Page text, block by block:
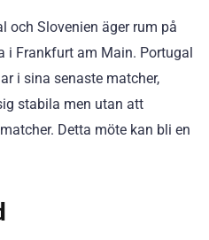
och Slovenien äger rum på
i Frankfurt am Main. Portugal
i sina senaste matcher,
stabila men utan att
Detta möte kan bli en